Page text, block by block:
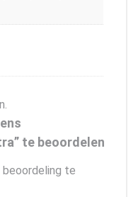
te beoordelen
beoordeling te